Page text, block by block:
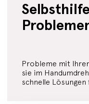
Probleme mit
sie im
schnelle